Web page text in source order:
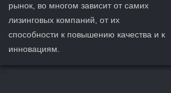
рынок, во многом зависит от самих
лизинговых компаний, от их
способности к повышению качества и к
инновациям.